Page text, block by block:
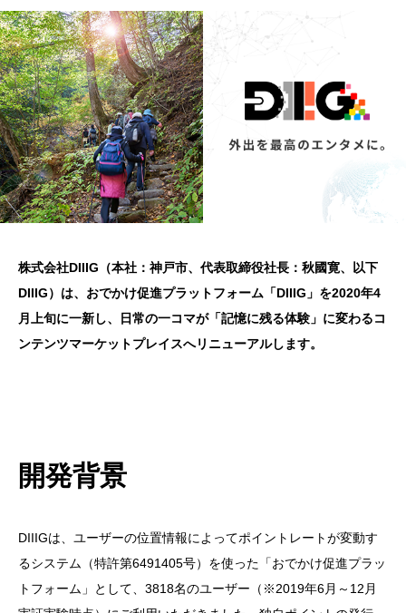
株式会社DIIIG（本社：神戸市、代表取締役社長：秋國寛、以下
DIIIG）は、おでかけ促進プラットフォーム「DIIIG」を2020年4
月上旬に一新し、日常の一コマが「記憶に残る体験」に変わるコ
ンテンツマーケットプレイスへリニューアルします。
開発背景
DIIIGは、ユーザーの位置情報によってポイントレートが変動す
るシステム（特許第6491405号）を使った「おでかけ促進プラッ
トフォーム」として、3818名のユーザー（※2019年6月～12月